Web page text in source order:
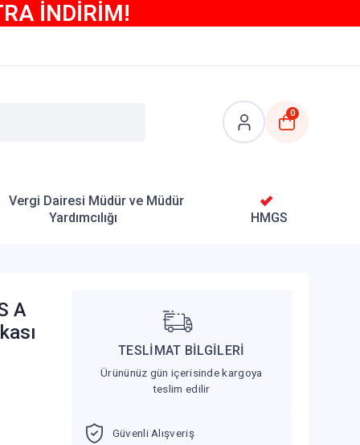
İNDİRİM!
0
Vergi Dairesi Müdür ve Müdür
Yardımcılığı
HMGS
A
TESLİMAT BİLGİLERİ
Ürününüz gün içerisinde kargoya
teslim edilir
Güvenli Alışveriş